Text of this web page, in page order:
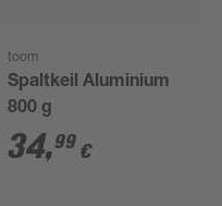
toom
Spaltkeil Aluminium
800 g
34,99 €